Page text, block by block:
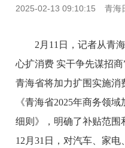
2025-02-13 09:10:15 青海
2月11日，记者从青
心扩消费 实干争先谋招商
青海省将加力扩围实施消
《青海省2025年商务领
细则》，明确了补贴范围
12月31日，对汽车、家